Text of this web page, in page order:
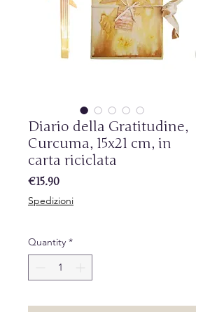
Diario della Gratitudine,
Curcuma, 15x21 cm, in
carta riciclata
€15.90Price
Spedizioni
Quantity *